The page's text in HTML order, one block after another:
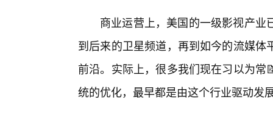
商业运营上，美国的一级影视产
到后来的卫星频道，再到如今的流媒
前沿。实际上，很多我们现在习以为
统的优化，最早都是由这个行业驱动发